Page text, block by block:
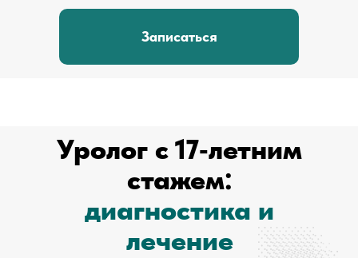
Записаться
Уролог с 17‑летним
стажем:
диагностика и
лечение